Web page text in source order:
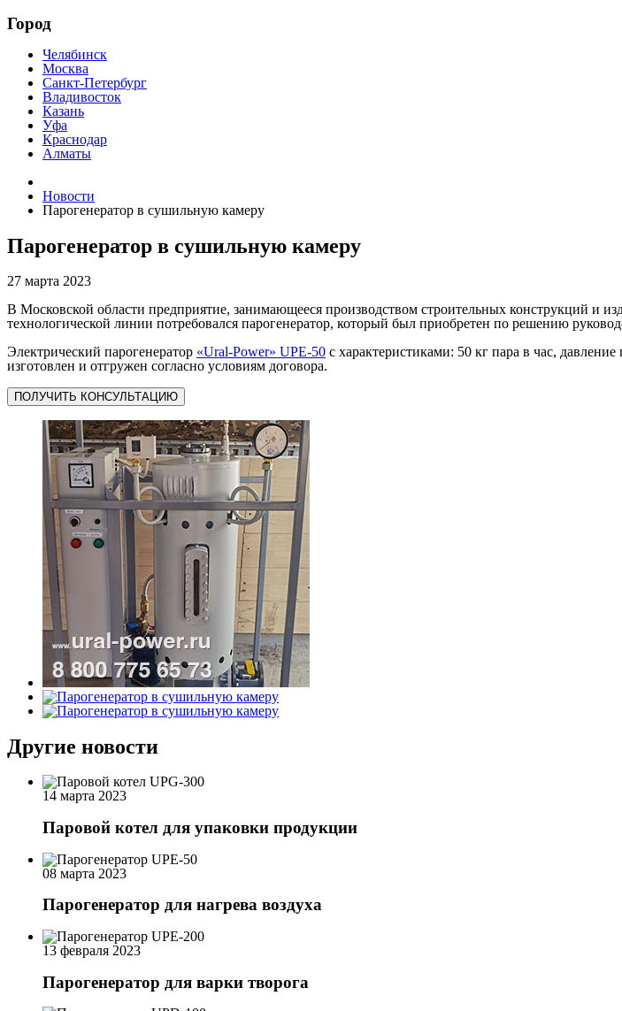
Город
Челябинск
Москва
Санкт-Петербург
Владивосток
Казань
Уфа
Краснодар
Алматы
Новости
Парогенератор в сушильную камеру
Парогенератор в сушильную камеру
27 марта 2023
В Московской области предприятие, занимающееся производством строительных конструкций и
технологической линии потребовался парогенератор, который был приобретен по решению
Электрический парогенератор «Ural-Power» UPE-50 с характеристиками: 50 кг пара в час,
изготовлен и отгружен согласно условиям договора.
ПОЛУЧИТЬ КОНСУЛЬТАЦИЮ
Другие новости
14 марта 2023
Паровой котел для упаковки продукции
08 марта 2023
Парогенератор для нагрева воздуха
13 февраля 2023
Парогенератор для варки творога